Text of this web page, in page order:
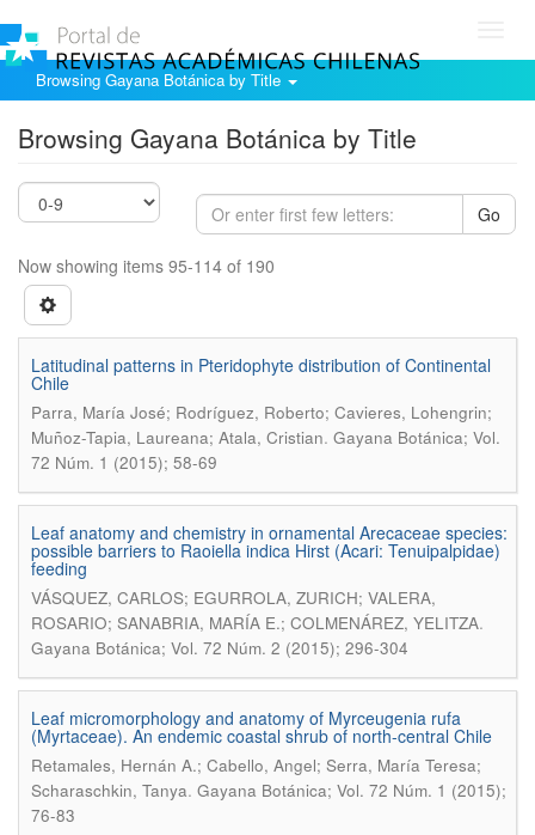
Browsing Gayana Botánica by Title
Browsing Gayana Botánica by Title
Go
Now showing items 95-114 of 190
Latitudinal patterns in Pteridophyte distribution of Continental
Chile
Parra, María José; Rodríguez, Roberto; Cavieres, Lohengrin;
Muñoz-Tapia, Laureana; Atala, Cristian. Gayana Botánica; Vol.
72 Núm. 1 (2015); 58-69
Leaf anatomy and chemistry in ornamental Arecaceae species:
possible barriers to Raoiella indica Hirst (Acari: Tenuipalpidae)
feeding
VÁSQUEZ, CARLOS; EGURROLA, ZURICH; VALERA,
ROSARIO; SANABRIA, MARÍA E.; COLMENÁREZ, YELITZA.
Gayana Botánica; Vol. 72 Núm. 2 (2015); 296-304
Leaf micromorphology and anatomy of Myrceugenia rufa
(Myrtaceae). An endemic coastal shrub of north-central Chile
Retamales, Hernán A.; Cabello, Angel; Serra, María Teresa;
Scharaschkin, Tanya. Gayana Botánica; Vol. 72 Núm. 1 (2015);
76-83